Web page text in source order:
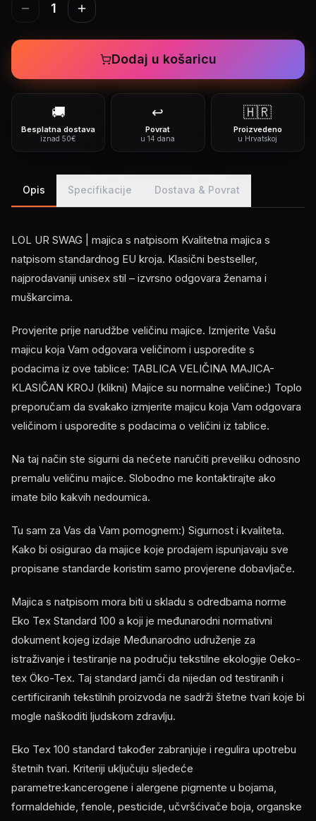
1
Dodaj u košaricu
🚚
Besplatna dostava
iznad 50€
↩️
Povrat
u 14 dana
🇭🇷
Proizvedeno
u Hrvatskoj
Opis Specifikacije Dostava & Povrat
LOL UR SWAG | majica s natpisom Kvalitetna majica s
natpisom standardnog EU kroja. Klasični bestseller,
najprodavaniji unisex stil – izvrsno odgovara ženama i
muškarcima.
Provjerite prije narudžbe veličinu majice. Izmjerite Vašu
majicu koja Vam odgovara veličinom i usporedite s
podacima iz ove tablice: TABLICA VELIČINA MAJICA-
KLASIČAN KROJ (klikni) Majice su normalne veličine:) Toplo
preporučam da svakako izmjerite majicu koja Vam odgovara
veličinom i usporedite s podacima o veličini iz tablice.
Na taj način ste sigurni da nećete naručiti preveliku odnosno
premalu veličinu majice. Slobodno me kontaktirajte ako
imate bilo kakvih nedoumica.
Tu sam za Vas da Vam pomognem:) Sigurnost i kvaliteta.
Kako bi osigurao da majice koje prodajem ispunjavaju sve
propisane standarde koristim samo provjerene dobavljače.
Majica s natpisom mora biti u skladu s odredbama norme
Eko Tex Standard 100 a koji je međunarodni normativni
dokument kojeg izdaje Međunarodno udruženje za
istraživanje i testiranje na području tekstilne ekologije Oeko-
tex Öko-Tex. Taj standard jamči da nijedan od testiranih i
certificiranih tekstilnih proizvoda ne sadrži štetne tvari koje bi
mogle naškoditi ljudskom zdravlju.
Eko Tex 100 standard također zabranjuje i regulira upotrebu
štetnih tvari. Kriteriji uključuju sljedeće
parametre:kancerogene i alergene pigmente u bojama,
formaldehide, fenole, pesticide, učvršćivače boja, organske